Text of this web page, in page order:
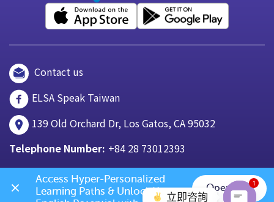
Contact us
ELSA Speak Taiwan
139 Old Orchard Dr, Los Gatos, CA 95032
Telephone Number: +84 28 73012393
立即咨詢
1
Access Hyper-Personalized
Learning Paths & Unlock Your
Open App